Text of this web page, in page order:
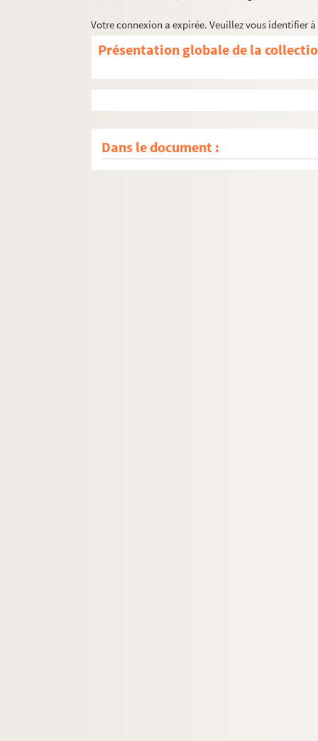
Votre connexion a expirée. Veuillez vous identifier
Présentation globale de la
Dans le document :